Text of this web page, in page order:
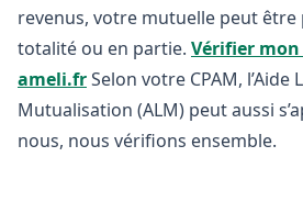
revenus, votre mutuelle peut être
totalité ou en partie. Vérifier
ameli.frSelon votre CPAM, l’Aide
Mutualisation (ALM) peut aussi
nous, nous vérifions ensemble.